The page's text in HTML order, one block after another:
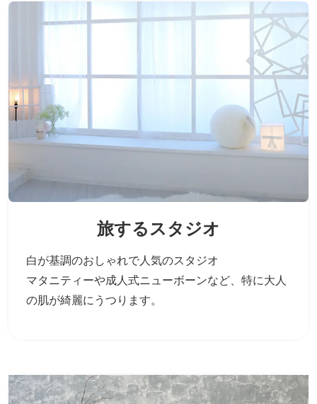
旅するスタジオ
白が基調のおしゃれで人気のスタジオ
マタニティーや成人式ニューボーンなど、 特に大人
の肌が綺麗にうつります。